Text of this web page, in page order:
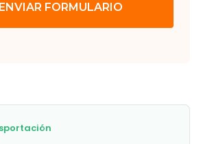
ENVIAR FORMULARIO